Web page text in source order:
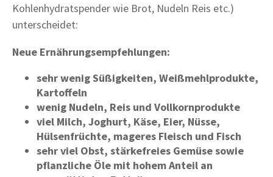
Kohlenhydratspender wie Brot, Nudeln Reis etc.)
unterscheidet:
Neue Ernährungsempfehlungen:
sehr wenig Süßigkeiten, Weißmehlprodukte,
Kartoffeln
wenig Nudeln, Reis und Vollkornprodukte
viel Milch, Joghurt, Käse, Eier, Nüsse,
Hülsenfrüchte, mageres Fleisch und Fisch
sehr viel Obst, stärkefreies Gemüse sowie
pflanzliche Öle mit hohem Anteil an